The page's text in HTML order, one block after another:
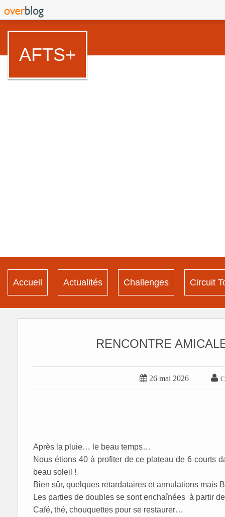
AFTS+
Accueil Actualités Challenges Circuit
RENCONTRE
 26 mai 2026 
Après la pluie… le beau temps…
Nous étions 40 à profiter de ce plateau de 6 courts
beau soleil !
Bien sûr, quelques retardataires et annulations mais
Les parties de doubles se sont enchaînées à partir
Café, thé, chouquettes pour se restaurer…